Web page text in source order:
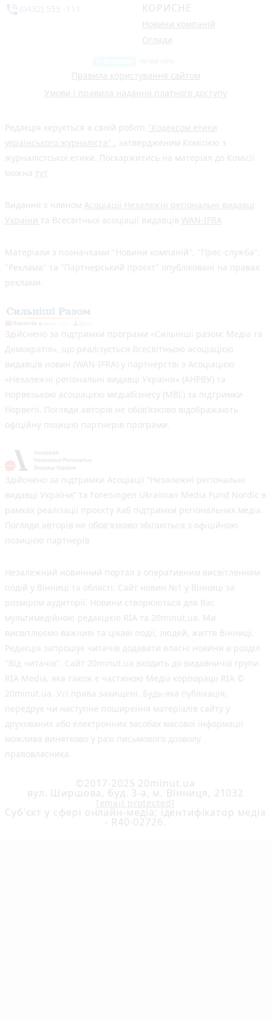
КОРИСНЕ
Новини компаній
Огляди
Правила користування сайтом
Умови і правила надання платного доступу
Редакція керується в своїй роботі "Кодексом етики
українського журналіста"
, затвердженим Комісією з
журналістської етики. Поскаржитись на матеріал до Комісії
можна тут
Видання є членом Асоціації Незалежні регіональні видавці
України та Всесвітньої асоціації видавців WAN-IFRA
Матеріали з позначками "Новини компаній", "Прес-служба",
"Реклама" та "Партнерський проєкт" опубліковані на правах
реклами.
Здійснено за підтримки програми «Сильніші разом: Медіа та
Демократія», що реалізується Всесвітньою асоціацією
видавців новин (WAN-IFRA) у партнерстві з Асоціацією
«Незалежні регіональні видавці України» (АНРВУ) та
Норвезькою асоціацією медіабізнесу (MBL) за підтримки
Норвегії. Погляди авторів не обов’язково відображають
офіційну позицію партнерів програми.
Здійснено за підтримки Асоціації “Незалежні регіональні
видавці України” та Foreningen Ukrainian Media Fund Nordic в
рамках реалізації проєкту Хаб підтримки регіональних медіа.
Погляди авторів не обов'язково збігаються з офіційною
позицією партнерів
Незалежний новинний портал з оперативним висвітленням
подій у Вінниці та області. Сайт новин №1 у Вінниці за
розміром аудиторії. Новини створюються для Вас
мультимедійною редакцією RIA та 20minut.ua. Ми
висвітлюємо важливі та цікаві події, людей, життя Вінниці.
Редакція запрошує читачів додавати власні новини в розділ
"Від читачів". Сайт 20minut.ua входить до видавничої групи
RIA Media, яка також є частиною Медіа корпорації RIA ©
20minut.ua. Усі права захищені. Будь-яка публiкацiя,
передрук чи наступне поширення матеріалів сайту у
друкованих або електронних засобах масової інформації
можлива винятково у разі письмового дозволу
правовласника.
©2017-2025 20minut.ua
вул. Ширшова, буд. 3-а, м. Вінниця, 21032
[email protected]
Cуб'єкт у сфері онлайн-медіа; ідентифікатор медіа
- R40-02726.